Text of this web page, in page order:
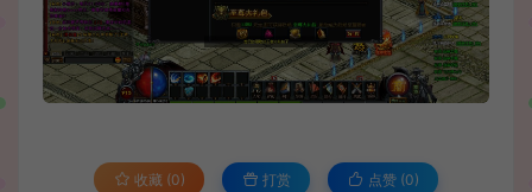
收藏 (0) 打赏 点赞 (0)